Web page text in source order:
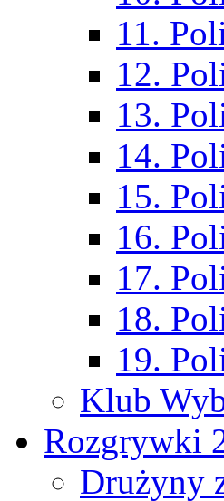
11.
12.
13.
14.
15.
16.
17.
18.
19.
Klub
Rozgrywki
Drużyny